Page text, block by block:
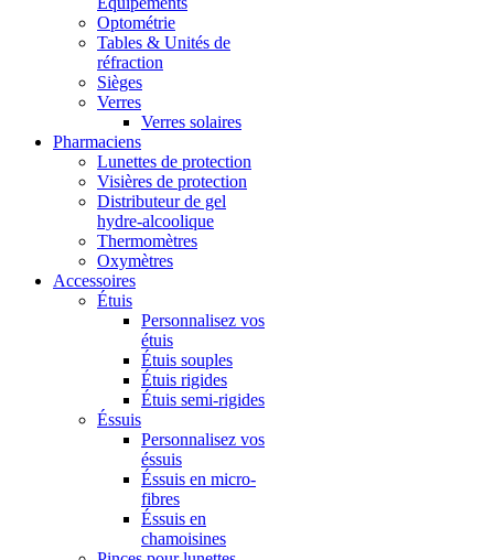
Optométrie
Tables & Unités de
réfraction
Sièges
Verres
Verres solaires
Pharmaciens
Lunettes de protection
Visières de protection
Distributeur de gel
hydre-alcoolique
Thermomètres
Oxymètres
Accessoires
Étuis
Personnalisez vos
étuis
Étuis souples
Étuis rigides
Étuis semi-rigides
Éssuis
Personnalisez vos
éssuis
Éssuis en micro-
fibres
Éssuis en
chamoisines